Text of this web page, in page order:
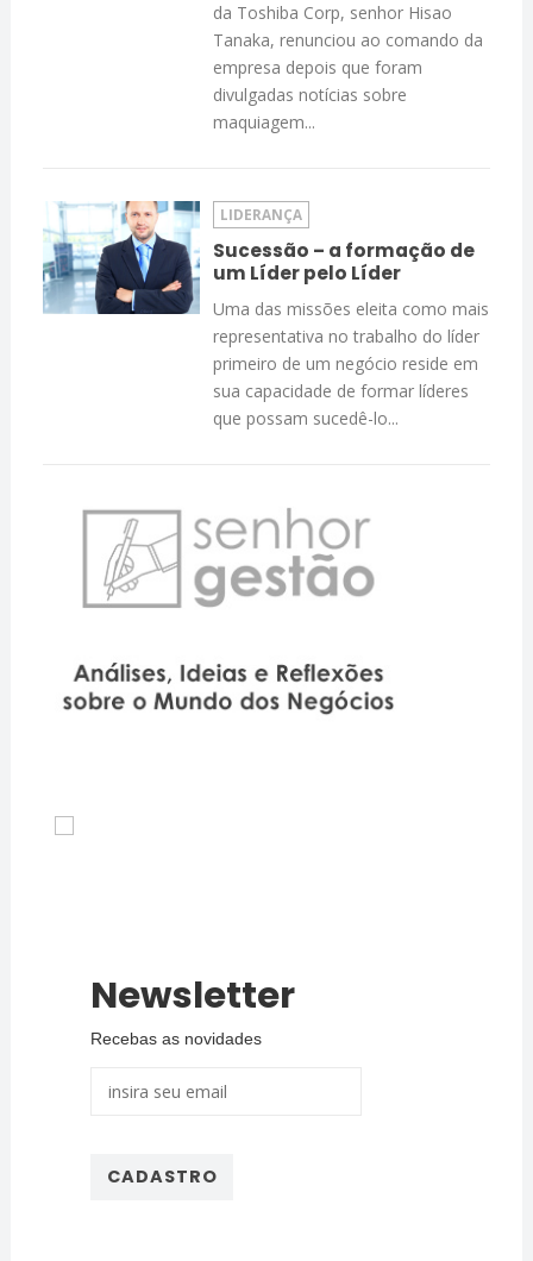
da Toshiba Corp, senhor Hisao
Tanaka, renunciou ao comando da
empresa depois que foram
divulgadas notícias sobre
maquiagem...
LIDERANÇA
Sucessão – a formação de
um Líder pelo Líder
Uma das missões eleita como mais
representativa no trabalho do líder
primeiro de um negócio reside em
sua capacidade de formar líderes
que possam sucedê-lo...
Newsletter
Recebas as novidades